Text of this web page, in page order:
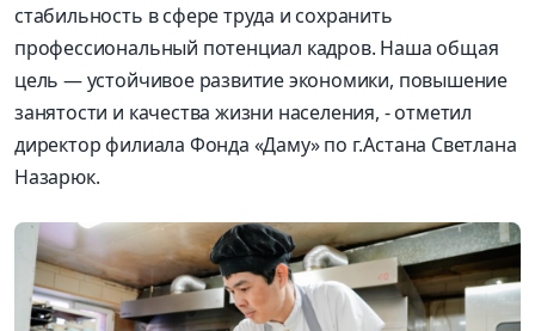
стабильность в сфере труда и сохранить
профессиональный потенциал кадров. Наша общая
цель — устойчивое развитие экономики, повышение
занятости и качества жизни населения, - отметил
директор филиала Фонда «Даму» по г.Астана Светлана
Назарюк.